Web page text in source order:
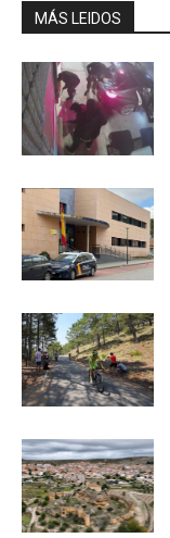
MÁS LEIDOS